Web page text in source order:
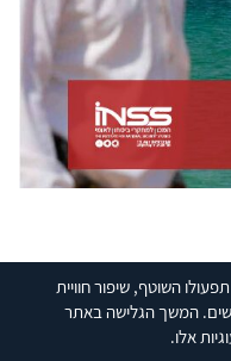
השוטף, שיפור חוויית
המשך הגלישה באתר
אלו.